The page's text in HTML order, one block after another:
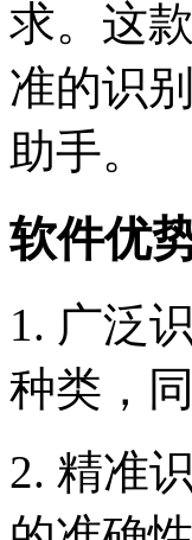
求。这
准的识
助手。
软件优
1. 广泛
种类，
2. 精准